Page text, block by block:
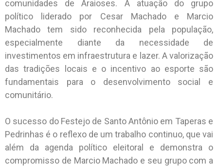
comunidades de Araioses. A atuação do grupo
político liderado por Cesar Machado e Marcio
Machado tem sido reconhecida pela população,
especialmente diante da necessidade de
investimentos em infraestrutura e lazer. A valorização
das tradições locais e o incentivo ao esporte são
fundamentais para o desenvolvimento social e
comunitário.
O sucesso do Festejo de Santo Antônio em Taperas e
Pedrinhas é o reflexo de um trabalho continuo, que vai
além da agenda político eleitoral e demonstra o
compromisso de Marcio Machado e seu grupo com a